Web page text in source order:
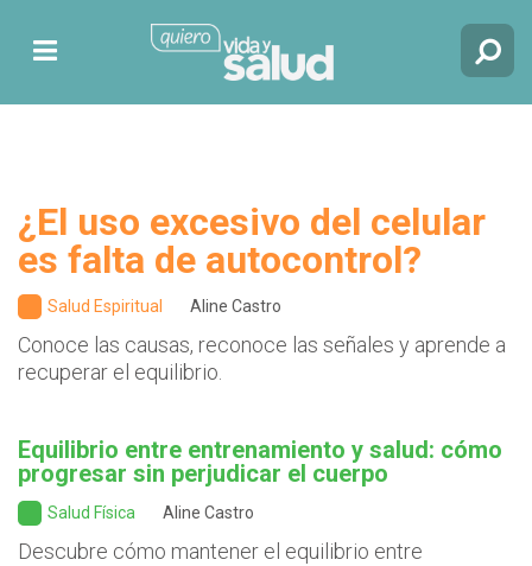
¿El uso excesivo del celular
es falta de autocontrol?
Salud Espiritual Aline Castro
Conoce las causas, reconoce las señales y aprende a
recuperar el equilibrio.
Equilibrio entre entrenamiento y salud: cómo
progresar sin perjudicar el cuerpo
Salud Física Aline Castro
Descubre cómo mantener el equilibrio entre